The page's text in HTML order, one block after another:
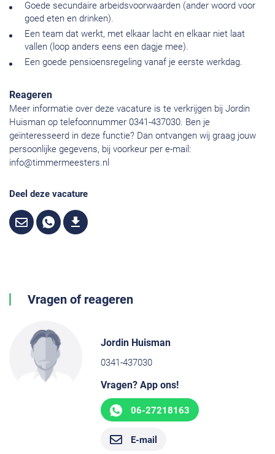
Goede secundaire arbeidsvoorwaarden (ander woord voor
goed eten en drinken).
Een team dat werkt, met elkaar lacht en elkaar niet laat
vallen (loop anders eens een dagje mee).
Een goede pensioensregeling vanaf je eerste werkdag.
Reageren
Meer informatie over deze vacature is te verkrijgen bij Jordin
Huisman op telefoonnummer 0341-437030. Ben je
geïnteresseerd in deze functie? Dan ontvangen wij graag jouw
persoonlijke gegevens, bij voorkeur per e-mail:
info@timmermeesters.nl
Deel deze vacature
Vragen of reageren
Jordin Huisman
0341-437030
Vragen? App ons!
06-27218163
E-mail